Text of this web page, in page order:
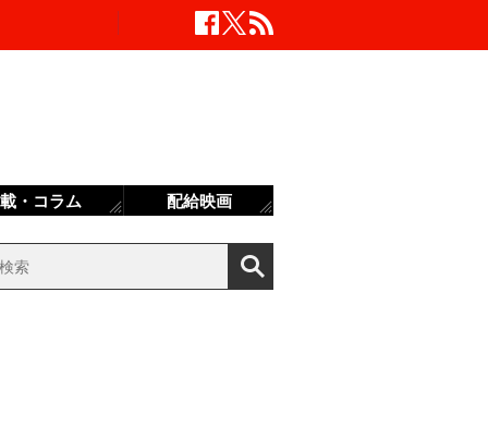
・コラム 配給映画